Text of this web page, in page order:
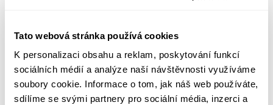
Tato webová stránka používá cookies
K personalizaci obsahu a reklam, poskytování funkcí
sociálních médií a analýze naší návštěvnosti využíváme
soubory cookie. Informace o tom, jak náš web používáte,
sdílíme se svými partnery pro sociální média, inzerci a
Město
PSČ